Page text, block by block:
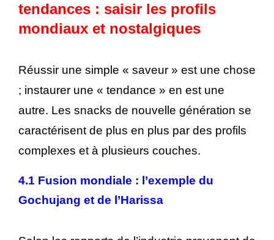
tendances : saisir les profils
mondiaux et nostalgiques
Réussir une simple « saveur » est une chose
; instaurer une « tendance » en est une
autre. Les snacks de nouvelle génération se
caractérisent de plus en plus par des profils
complexes et à plusieurs couches.
4.1 Fusion mondiale : l’exemple du
Gochujang et de l’Harissa